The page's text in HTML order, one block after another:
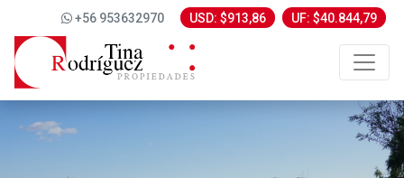
+56 953632970 USD: $913,86 UF: $40.844,79